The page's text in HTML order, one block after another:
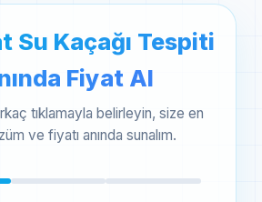
Su Kaçağı Tespiti
Fiyat Al
tıklamayla belirleyin, size en
ve fiyatı anında sunalım.